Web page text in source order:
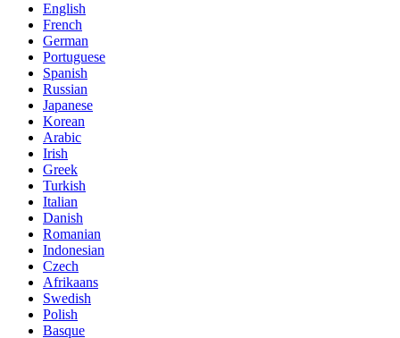
English
French
German
Portuguese
Spanish
Russian
Japanese
Korean
Arabic
Irish
Greek
Turkish
Italian
Danish
Romanian
Indonesian
Czech
Afrikaans
Swedish
Polish
Basque